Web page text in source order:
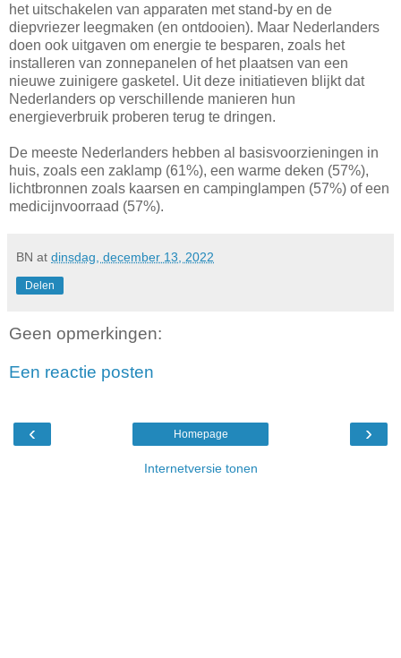
het uitschakelen van apparaten met stand-by en de
diepvriezer leegmaken (en ontdooien). Maar Nederlanders
doen ook uitgaven om energie te besparen, zoals het
installeren van zonnepanelen of het plaatsen van een
nieuwe zuinigere gasketel. Uit deze initiatieven blijkt dat
Nederlanders op verschillende manieren hun
energieverbruik proberen terug te dringen.
De meeste Nederlanders hebben al basisvoorzieningen in
huis, zoals een zaklamp (61%), een warme deken (57%),
lichtbronnen zoals kaarsen en campinglampen (57%) of een
medicijnvoorraad (57%).
BN at dinsdag, december 13, 2022
Delen
Geen opmerkingen:
Een reactie posten
‹ ›
Homepage
Internetversie tonen